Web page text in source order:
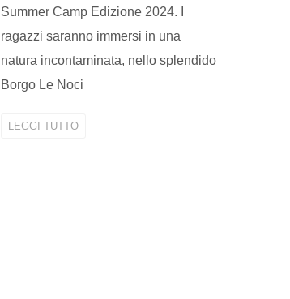
Summer Camp Edizione 2024. I
ragazzi saranno immersi in una
natura incontaminata, nello splendido
Borgo Le Noci
LEGGI TUTTO